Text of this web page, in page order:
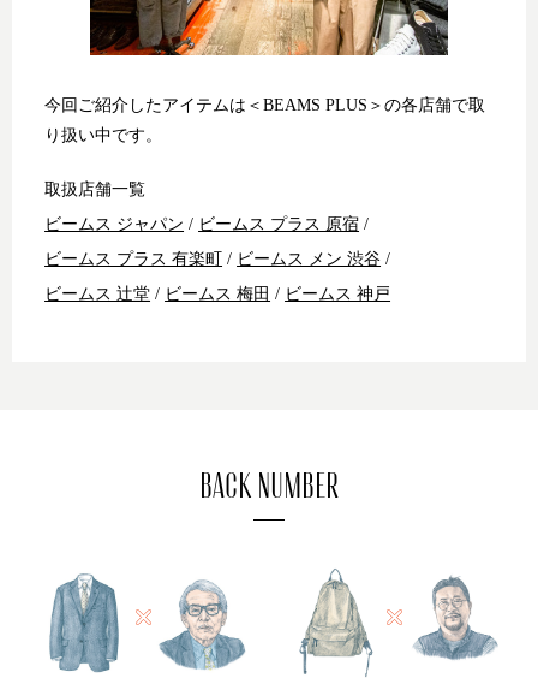
今回ご紹介したアイテムは＜BEAMS PLUS＞の各店舗で取
り扱い中です。
取扱店舗一覧
ビームス ジャパン / ビームス プラス 原宿 /
ビームス プラス 有楽町 / ビームス メン 渋谷 /
ビームス 辻堂 / ビームス 梅田 / ビームス 神戸
BACK NUMBER